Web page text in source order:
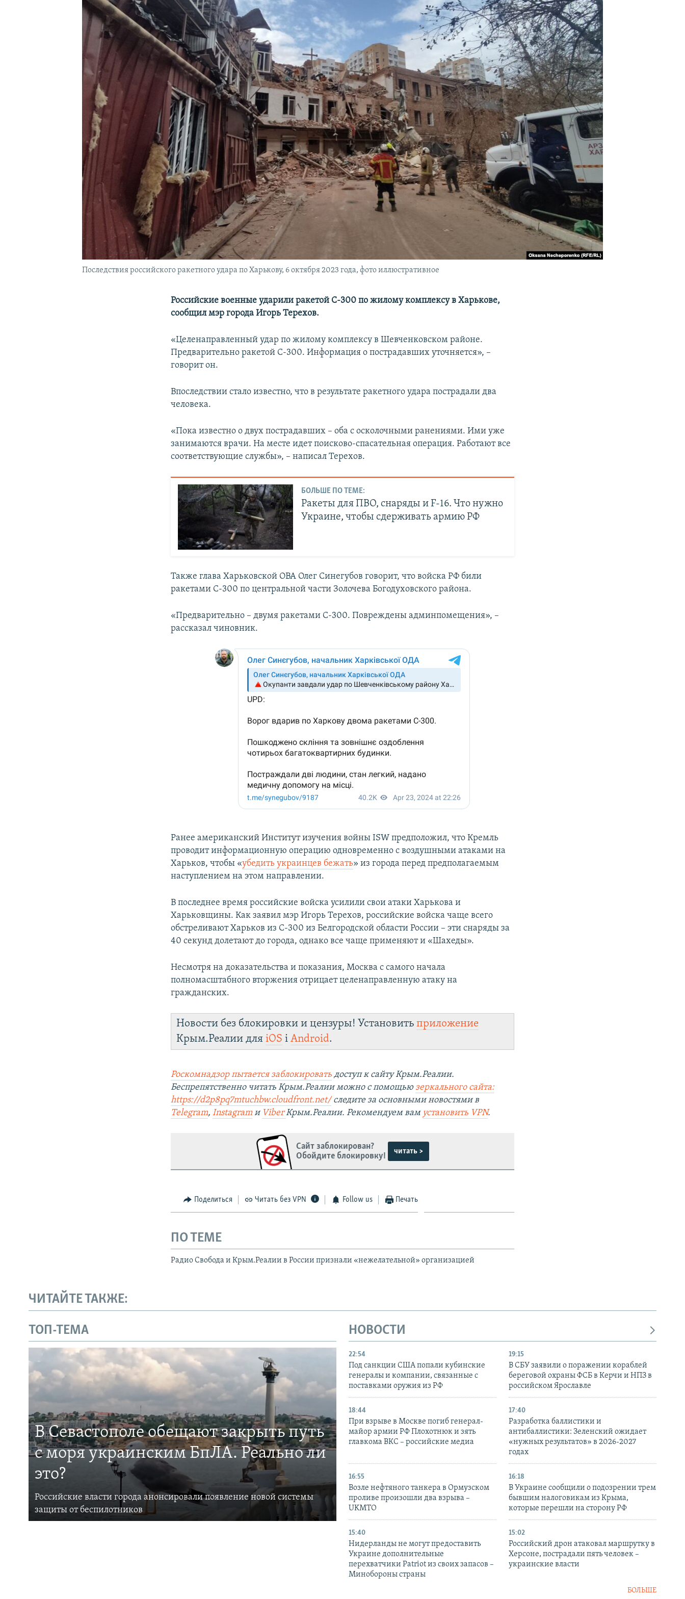
УКРАИНСКАЯ ПРОБЛЕМА КРЫМА
Последствия российского ракетного удара по Харькову, 6 октября 2023 года, фото иллюстративное
Российские военные ударили ракетой С-300 по жилому комплексу в Харькове,
сообщил мэр города Игорь Терехов.
«Целенаправленный удар по жилому комплексу в Шевченковском районе.
Предварительно ракетой С-300. Информация о пострадавших уточняется», –
говорит он.
Впоследствии стало известно, что в результате ракетного удара пострадали два
человека.
«Пока известно о двух пострадавших – оба с осколочными ранениями. Ими уже
занимаются врачи. На месте идет поисково-спасательная операция. Работают все
соответствующие службы», – написал Терехов.
БОЛЬШЕ ПО ТЕМЕ:
Ракеты для ПВО, снаряды и F-16. Что нужно
Украине, чтобы сдерживать армию РФ
Также глава Харьковской ОВА Олег Синегубов говорит, что войска РФ били
ракетами С-300 по центральной части Золочева Богодуховского района.
«Предварительно – двумя ракетами С-300. Повреждены админпомещения», –
рассказал чиновник.
Ранее американский Институт изучения войны ISW предположил, что Кремль
проводит информационную операцию одновременно с воздушными атаками на
Харьков, чтобы «убедить украинцев бежать» из города перед предполагаемым
наступлением на этом направлении.
В последнее время российские войска усилили свои атаки Харькова и
Харьковщины. Как заявил мэр Игорь Терехов, российские войска чаще всего
обстреливают Харьков из С-300 из Белгородской области России – эти снаряды за
40 секунд долетают до города, однако все чаще применяют и «Шахеды».
Несмотря на доказательства и показания, Москва с самого начала
полномасштабного вторжения отрицает целенаправленную атаку на
гражданских.
Новости без блокировки и цензуры! Установитьприложение
Крым.Реалии дляiOS іAndroid.
Роскомнадзор пытается заблокировать доступ к сайту Крым.Реалии.
Беспрепятственно читать Крым.Реалии можно с помощьюзеркального сайта:
https://d2p8pq7mtuchbw.cloudfront.net/следите за основными новостями в
Telegram,Instagram и ViberКрым.Реалии. Рекомендуем вам установить VPN.
Сайт заблокирован?
Обойдите блокировку!
читать >
Поделиться Читать без VPN Follow us Печать
ПО ТЕМЕ
Радио Свобода и Крым.Реалии в России признали «нежелательной» организацией
ЧИТАЙТЕ ТАКЖЕ:
ТОП-ТЕМА
В Севастополе обещают закрыть путь
с моря украинским БпЛА. Реально ли
это?
Российские власти города анонсировали появление новой системы
защиты от беспилотников
НОВОСТИ
22:54
Под санкции США попали кубинские
генералы и компании, связанные с
поставками оружия из РФ
19:15
В СБУ заявили о поражении кораблей
береговой охраны ФСБ в Керчи и НПЗ в
российском Ярославле
18:44
При взрыве в Москве погиб генерал-
майор армии РФ Плохотнюк и зять
главкома ВКС – российские медиа
17:40
Разработка баллистики и
антибаллистики: Зеленский ожидает
«нужных результатов» в 2026-2027
годах
16:55
Возле нефтяного танкера в Ормузском
проливе произошли два взрыва –
UKMTO
16:18
В Украине сообщили о подозрении трем
бывшим налоговикам из Крыма,
которые перешли на сторону РФ
15:40
Нидерланды не могут предоставить
Украине дополнительные
перехватчики Patriot из своих запасов –
Минобороны страны
15:02
Российский дрон атаковал маршрутку в
Херсоне, пострадали пять человек –
украинские власти
БОЛЬШЕ